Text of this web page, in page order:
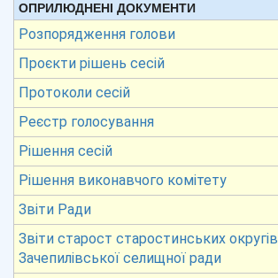
ОПРИЛЮДНЕНІ ДОКУМЕНТИ
Розпорядження голови
Проєкти рішень сесій
Протоколи сесій
Реєстр голосування
Рішення сесій
Рішення виконавчого комітету
Звіти Ради
Звіти старост старостинських округів
Зачепилівської селищної ради